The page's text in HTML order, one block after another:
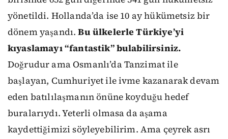
yönetildi. Hollanda’da ise 10 ay hükümetsiz bir
dönem yaşandı.Bu ülkelerle Türkiye’yi
kıyaslamayı “fantastik” bulabilirsiniz.
Doğrudur ama Osmanlı’da Tanzimat ile
başlayan, Cumhuriyet ile ivme kazanarak devam
eden batılılaşmanın önüne koyduğu hedef
buralarıydı. Yeterli olmasa da aşama
kaydettiğimizi söyleyebilirim. Ama çeyrek asrı